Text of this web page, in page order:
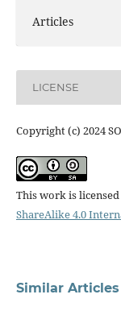
Articles
LICENSE
Copyright (c) 2024
This work is
ShareAlike 4.0
Similar Articles